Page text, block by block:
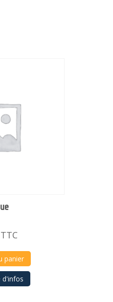
TTC
panier
d'infos